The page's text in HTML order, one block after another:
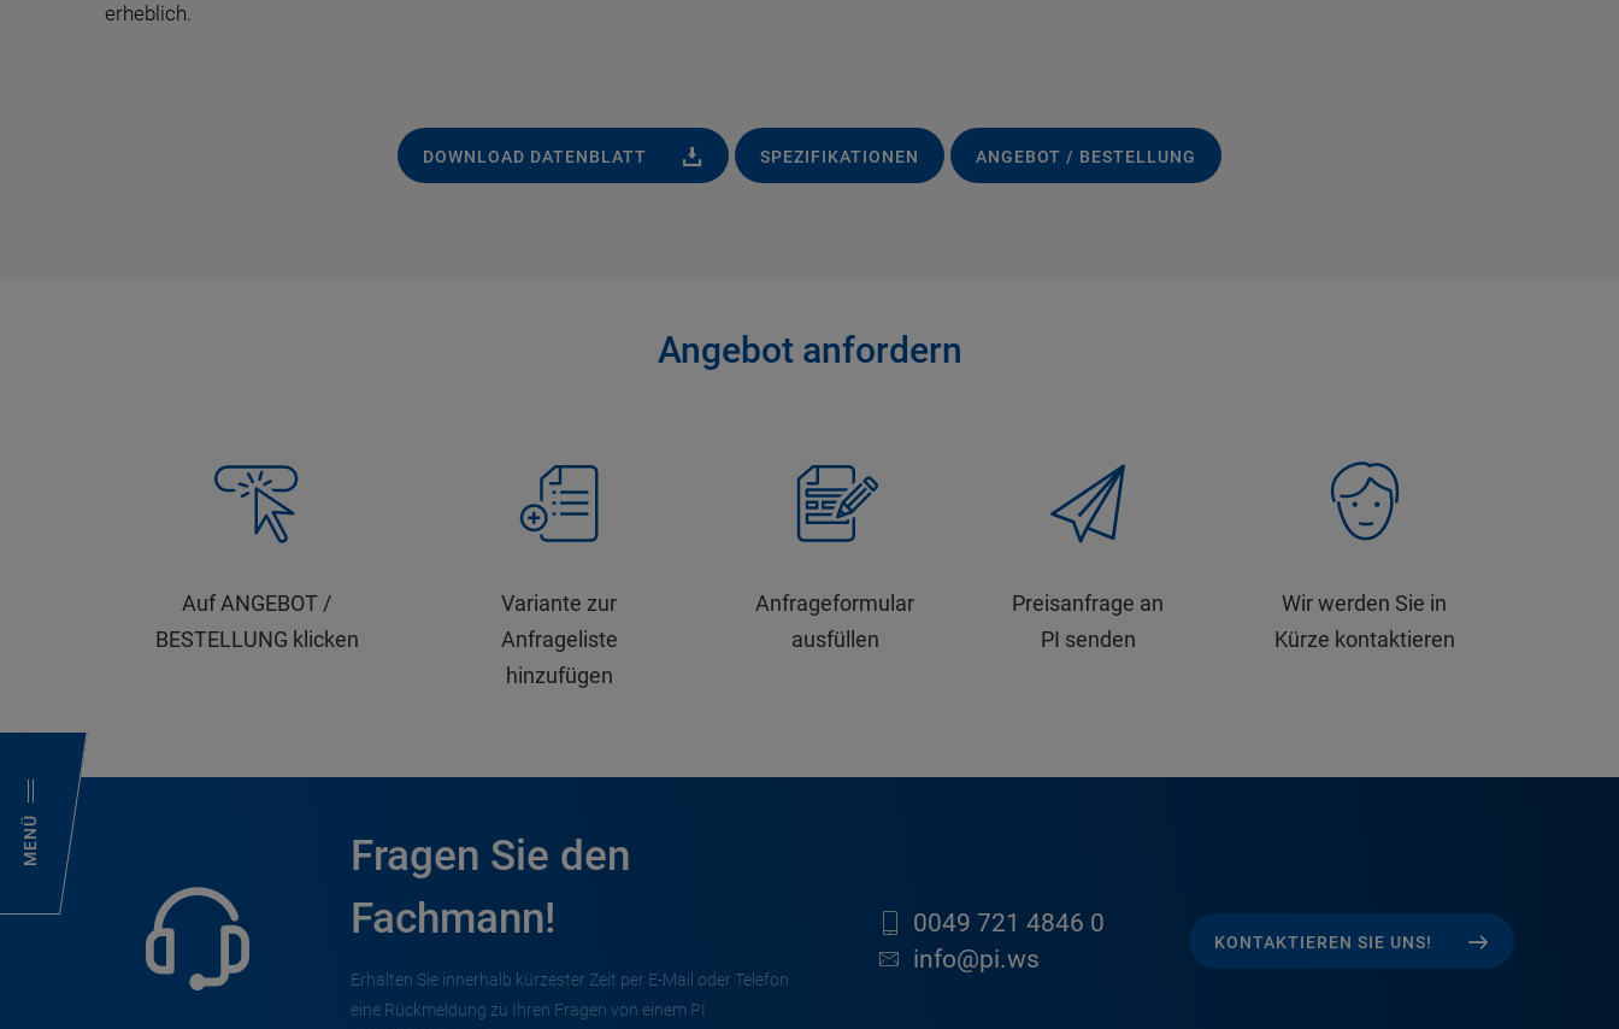
MENÜ
erheblich.
DOWNLOAD DATENBLATT SPEZIFIKATIONEN ANGEBOT / BESTELLUNG
Angebot anfordern
Auf ANGEBOT /
BESTELLUNG klicken
Variante zur
Anfrageliste
hinzufügen
Anfrageformular
ausfüllen
Preisanfrage an
PI senden
Wir werden Sie in
Kürze kontaktieren
Fragen Sie den
Fachmann!
Erhalten Sie innerhalb kürzester Zeit per E-Mail oder Telefon
eine Rückmeldung zu Ihren Fragen von einem PI
0049 721 4846 0
info@pi.ws
KONTAKTIEREN SIE UNS!